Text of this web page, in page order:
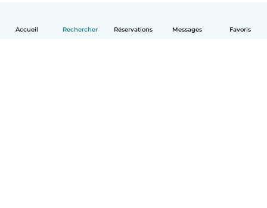
Accueil Rechercher Réservations Messages Favoris